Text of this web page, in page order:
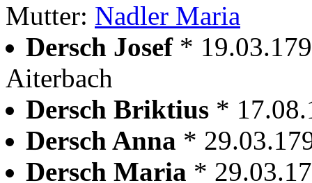
Mutter: Nadler Maria
Dersch Josef *
Aiterbach
Dersch Briktius *
Dersch Anna *
Dersch Maria *